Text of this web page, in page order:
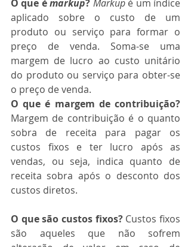
O que é markup? Markup é um índice
aplicado sobre o custo de um
produto ou serviço para formar o
preço de venda. Soma-se uma
margem de lucro ao custo unitário
do produto ou serviço para obter-se
o preço de venda.
O que é margem de contribuição?
Margem de contribuição é o quanto
sobra de receita para pagar os
custos fixos e ter lucro após as
vendas, ou seja, indica quanto de
receita sobra após o desconto dos
custos diretos.
O que são custos fixos? Custos fixos
são aqueles que não sofrem